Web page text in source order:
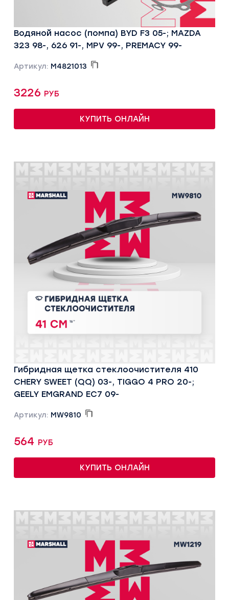
Водяной насос (помпа) BYD F3 05-; MAZDA
323 98-, 626 91-, MPV 99-, PREMACY 99-
Артикул: M4821013
3226 руб
КУПИТЬ ОНЛАЙН
Гибридная щетка стеклоочистителя 410
CHERY SWEET (QQ) 03-, TIGGO 4 PRO 20-;
GEELY EMGRAND EC7 09-
Артикул: MW9810
564 руб
КУПИТЬ ОНЛАЙН